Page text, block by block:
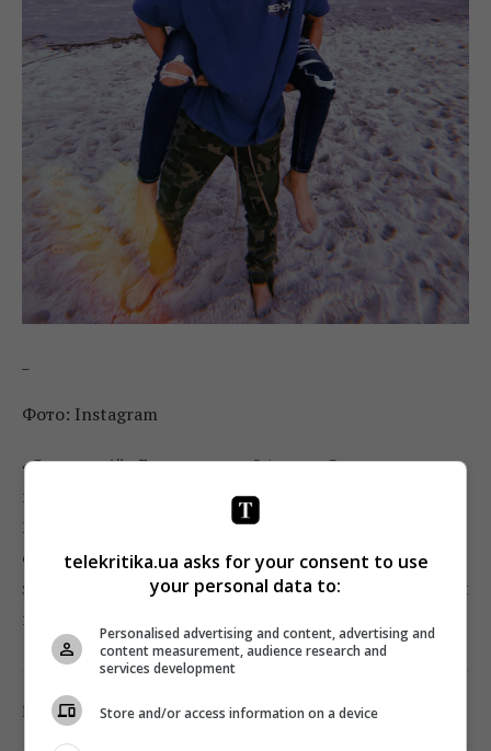
Фото: Instagram
«Старенькій» Гранде зараз 24 роки. Свою
професійну кар’єру в шоу-бізнесі співачка почала в
2008 році, коли їй виповнилося 15 років. Неясно:
співачка вирішила таким чином пожартувати над
закоханими або ж приміряла на себе роль бабусі біля
під’їзду, яка лає молодь.
Поділитись: Facebook Twitter 0
telekritika.ua asks for your consent to use
your personal data to:
Personalised advertising and content, advertising and
content measurement, audience research and
services development
Store and/or access information on a device